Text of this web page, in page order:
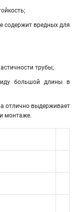
содержит вредных для
трубы;
большой длины в
отлично выдерживает
монтаже.